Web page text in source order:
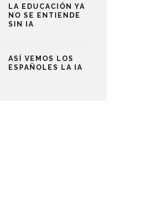
LA EDUCACIÓN YA
NO SE ENTIENDE
SIN IA
ASÍ VEMOS LOS
ESPAÑOLES LA IA